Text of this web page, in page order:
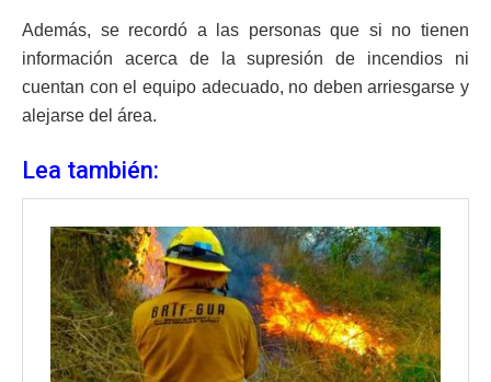
Además, se recordó a las personas que si no tienen
información acerca de la supresión de incendios ni
cuentan con el equipo adecuado, no deben arriesgarse y
alejarse del área.
Lea también: